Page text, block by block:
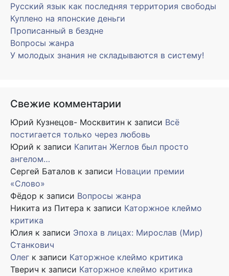
Русский язык как последняя территория свободы
Куплено на японские деньги
Прописанный в бездне
Вопросы жанра
У молодых знания не складываются в систему!
Свежие комментарии
Юрий Кузнецов- Москвитин к записи Всё
постигается только через любовь
Юрий к записи Капитан Жеглов был просто
ангелом…
Сергей Баталов к записи Новации премии
«Слово»
Фёдор к записи Вопросы жанра
Никита из Питера к записи Каторжное клеймо
критика
Юлия к записи Эпоха в лицах: Мирослав (Мир)
Станкович
Олег к записи Каторжное клеймо критика
Тверич к записи Каторжное клеймо критика